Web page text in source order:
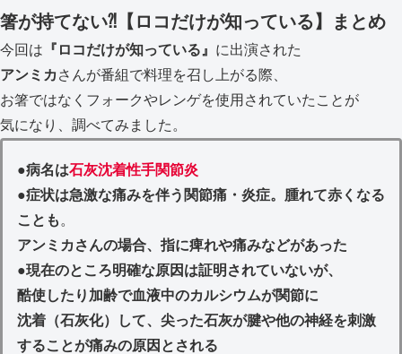
箸が持てない⁈【ロコだけが知っている】まとめ
今回は 『ロコだけが知っている』 に出演された
アンミカ さんが番組で料理を召し上がる際、
お箸ではなくフォークやレンゲを使用されていたことが
気になり、調べてみました。
●病名は石灰沈着性手関節炎
●症状は急激な痛みを伴う関節痛・炎症。腫れて赤くなる
ことも 。
アンミカさんの場合、指に痺れや痛みなどがあった
●現在のところ明確な原因は証明されていないが、
酷使したり加齢で血液中のカルシウムが関節に
沈着（石灰化）して、尖った石灰が腱や他の神経を刺激
することが痛みの原因とされる